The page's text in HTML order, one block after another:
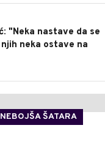
"Neka nastave da se
neka ostave na
ŠATARA